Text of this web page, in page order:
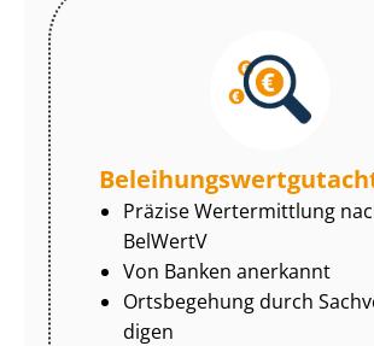
Präzise Wertermittlung
BelWertV
Von Banken anerkannt
Ortsbegehung durch
di­gen